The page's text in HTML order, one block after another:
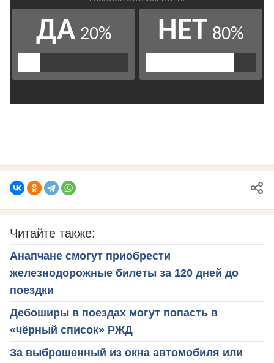
Читайте также:
Анапчане смогут приобрести
железнодорожные билеты за 120 дней до
поездки
Дебоширы в поездах могут попасть в
«чёрный список» РЖД
За выброшенный из окна автомобиля или